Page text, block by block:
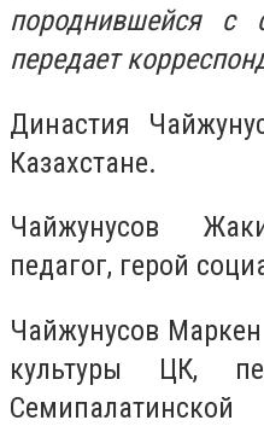
породнившейся с
передает
Династия
Казахстане.
Чайжунусов
педагог, герой
Чайжунусов
культуры ЦК,